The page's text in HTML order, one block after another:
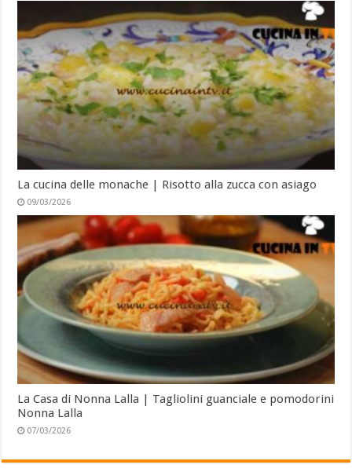
La cucina delle monache | Risotto alla zucca con asiago
09/03/2026
La Casa di Nonna Lalla | Tagliolini guanciale e pomodorini
Nonna Lalla
07/03/2026